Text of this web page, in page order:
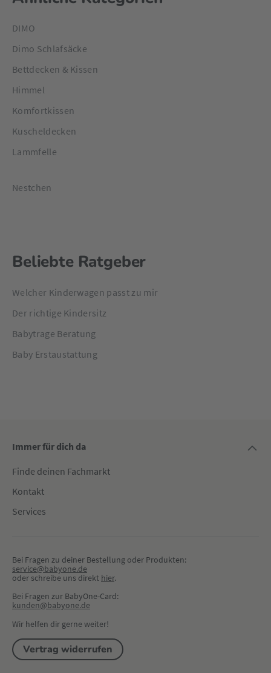
DIMO
Dimo Schlafsäcke
Bettdecken & Kissen
Himmel
Komfortkissen
Kuscheldecken
Lammfelle
Nestchen
Beliebte Ratgeber
Welcher Kinderwagen passt zu mir
Der richtige Kindersitz
Babytrage Beratung
Baby Erstaustattung
Immer für dich da
Finde deinen Fachmarkt
Kontakt
Services
Bei Fragen zu deiner Bestellung oder Produkten:
service@babyone.de
oder schreibe uns direkt hier.
Bei Fragen zur BabyOne-Card:
kunden@babyone.de
Wir helfen dir gerne weiter!
Vertrag widerrufen